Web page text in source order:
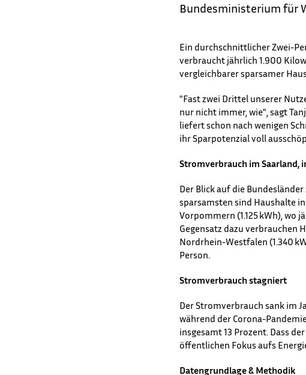
Bundesministerium für
Ein durchschnittlicher Zwei-
verbraucht jährlich 1.900
vergleichbarer sparsamer
"Fast zwei Drittel unserer
nur nicht immer, wie", sagt
liefert schon nach wenigen
ihr Sparpotenzial voll
Stromverbrauch im Saarland,
Der Blick auf die
sparsamsten sind Haushalte in
Vorpommern (1.125 kWh), wo
Gegensatz dazu verbrauchen
Nordrhein-Westfalen (1.340
Person.
Stromverbrauch stagniert
Der Stromverbrauch sank im
während der Corona-
insgesamt 13 Prozent. Dass
öffentlichen Fokus aufs
Datengrundlage & Methodik